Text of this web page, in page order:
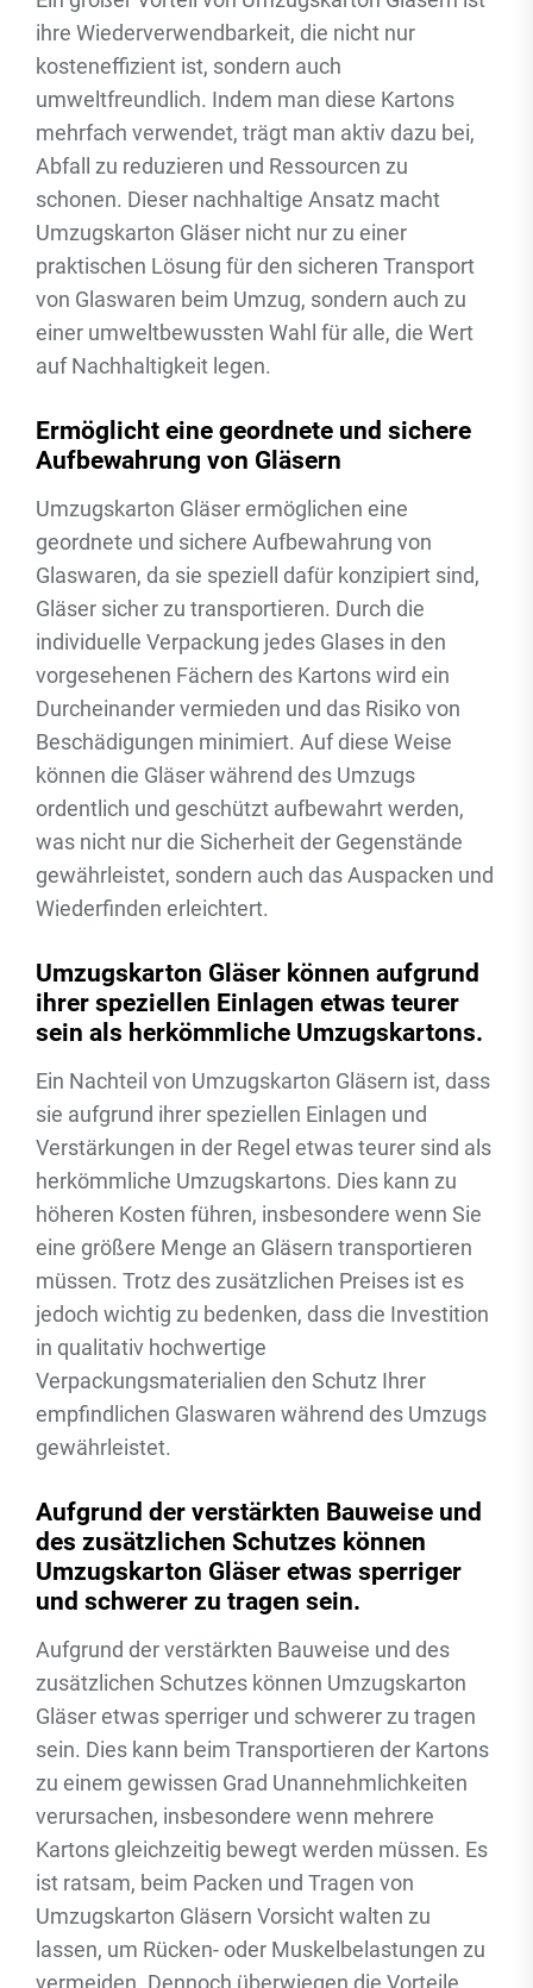
ihre Wiederverwendbarkeit, die nicht nur
kosteneffizient ist, sondern auch
umweltfreundlich. Indem man diese Kartons
mehrfach verwendet, trägt man aktiv dazu bei,
Abfall zu reduzieren und Ressourcen zu
schonen. Dieser nachhaltige Ansatz macht
Umzugskarton Gläser nicht nur zu einer
praktischen Lösung für den sicheren Transport
von Glaswaren beim Umzug, sondern auch zu
einer umweltbewussten Wahl für alle, die Wert
auf Nachhaltigkeit legen.
Ermöglicht eine geordnete und sichere
Aufbewahrung von Gläsern
Umzugskarton Gläser ermöglichen eine
geordnete und sichere Aufbewahrung von
Glaswaren, da sie speziell dafür konzipiert sind,
Gläser sicher zu transportieren. Durch die
individuelle Verpackung jedes Glases in den
vorgesehenen Fächern des Kartons wird ein
Durcheinander vermieden und das Risiko von
Beschädigungen minimiert. Auf diese Weise
können die Gläser während des Umzugs
ordentlich und geschützt aufbewahrt werden,
was nicht nur die Sicherheit der Gegenstände
gewährleistet, sondern auch das Auspacken und
Wiederfinden erleichtert.
Umzugskarton Gläser können aufgrund
ihrer speziellen Einlagen etwas teurer
sein als herkömmliche Umzugskartons.
Ein Nachteil von Umzugskarton Gläsern ist, dass
sie aufgrund ihrer speziellen Einlagen und
Verstärkungen in der Regel etwas teurer sind als
herkömmliche Umzugskartons. Dies kann zu
höheren Kosten führen, insbesondere wenn Sie
eine größere Menge an Gläsern transportieren
müssen. Trotz des zusätzlichen Preises ist es
jedoch wichtig zu bedenken, dass die Investition
in qualitativ hochwertige
Verpackungsmaterialien den Schutz Ihrer
empfindlichen Glaswaren während des Umzugs
gewährleistet.
Aufgrund der verstärkten Bauweise und
des zusätzlichen Schutzes können
Umzugskarton Gläser etwas sperriger
und schwerer zu tragen sein.
Aufgrund der verstärkten Bauweise und des
zusätzlichen Schutzes können Umzugskarton
Gläser etwas sperriger und schwerer zu tragen
sein. Dies kann beim Transportieren der Kartons
zu einem gewissen Grad Unannehmlichkeiten
verursachen, insbesondere wenn mehrere
Kartons gleichzeitig bewegt werden müssen. Es
ist ratsam, beim Packen und Tragen von
Umzugskarton Gläsern Vorsicht walten zu
lassen, um Rücken- oder Muskelbelastungen zu
vermeiden. Dennoch überwiegen die Vorteile